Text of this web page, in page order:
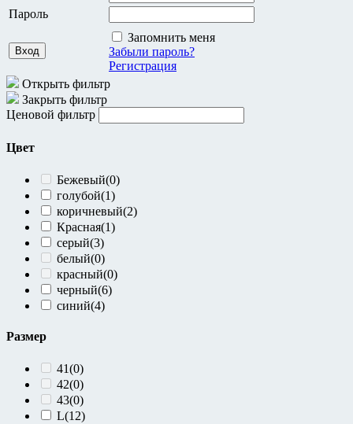
Пароль
Запомнить меня
Забыли пароль?
Регистрация
Открыть фильтр
Закрыть фильтр
Ценовой фильтр
Цвет
Бежевый(0)
голубой(1)
коричневый(2)
Красная(1)
серый(3)
белый(0)
красный(0)
черный(6)
синий(4)
Размер
41(0)
42(0)
43(0)
L(12)